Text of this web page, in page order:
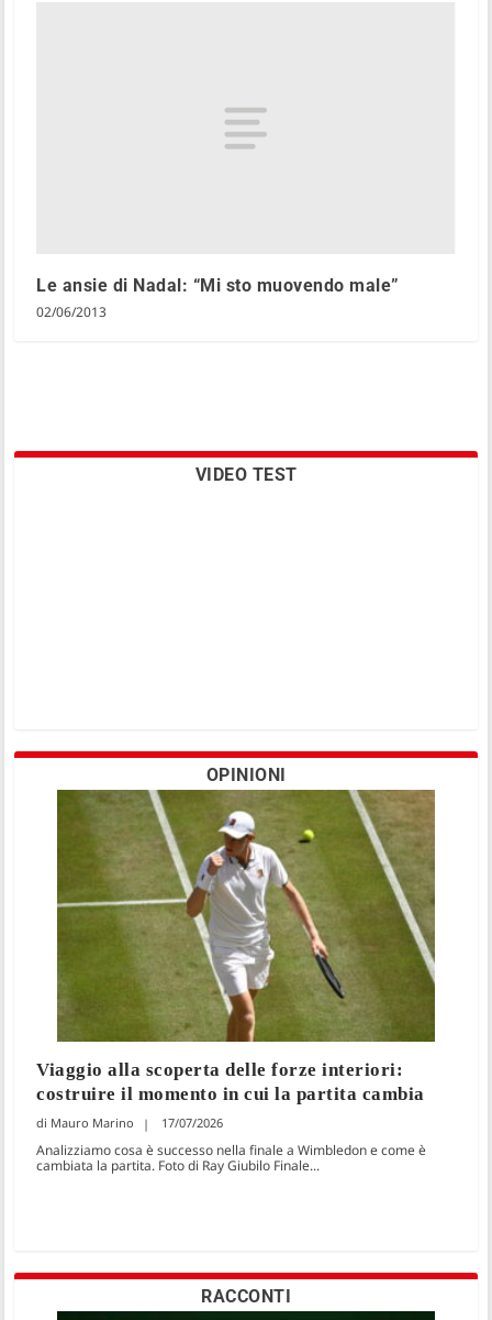
Le ansie di Nadal: “Mi sto muovendo male”
02/06/2013
VIDEO TEST
OPINIONI
Viaggio alla scoperta delle forze interiori:
costruire il momento in cui la partita cambia
Mauro Marino 17/07/2026
Analizziamo cosa è successo nella finale a Wimbledon e come è
cambiata la partita. Foto di Ray Giubilo Finale...
RACCONTI